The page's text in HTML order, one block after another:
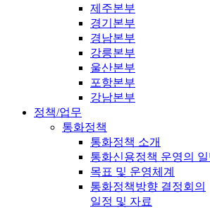
제주본부
경기본부
경남본부
강릉본부
울산본부
포항본부
강남본부
정책/업무
통화정책
통화정책 소개
통화신용정책 운영의
목표 및 운영체계
통화정책방향 결정회의
일정 및 자료